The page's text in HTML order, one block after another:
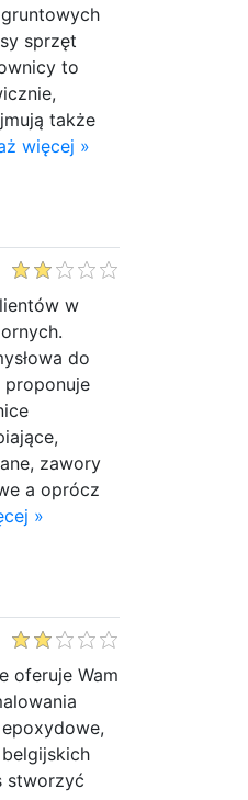
sprzęt
to
także
więcej »
w
do
proponuje
zawory
a oprócz
»
oferuje Wam
stworzyć